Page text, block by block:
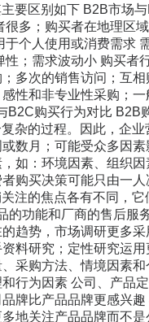
要区别如下 B2B市场
多；购买者在地理区
个人使用或消费需求
；需求波动小 购买
多次的销售访问；互
性和非专业性采购；
B2C购买行为对比
杂的过程。因此，企
数月；可能受众多因
如：环境因素、组织
购买决策可能只由一
注的焦点各有不同，
的功能和厂商的售后
趋势，市场调研更多
料研究；定性研究运
采购方法、情境因素
行为因素 公司、产品
牌比产品品牌更感兴
地关注产品品牌而不